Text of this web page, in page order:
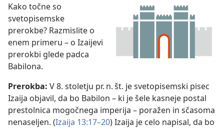
Kako točne so
svetopisemske
prerokbe? Razmislite o
enem primeru – o Izaijevi
prerokbi glede padca
Babilona.
Prerokba: V 8. stoletju pr. n. št. je svetopisemski pisec
Izaija objavil, da bo Babilon – ki je šele kasneje postal
prestolnica mogočnega imperija – poražen in sčasoma
nenaseljen. (Izaija 13:17–20) Izaija je celo napisal, da bo